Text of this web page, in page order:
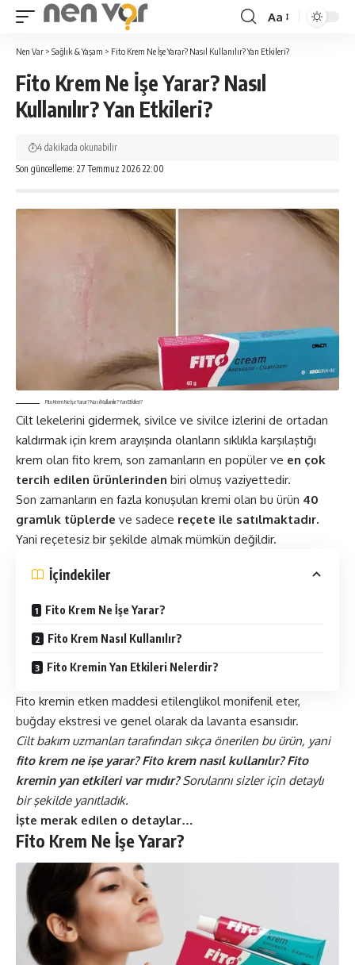
Yazı
Tipi
Aa
Nen Var > Sağlık & Yaşam > Fito Krem Ne İşe Yarar? Nasıl Kullanılır? Yan Etkileri?
Fito Krem Ne İşe Yarar? Nasıl
Kullanılır? Yan Etkileri?
Son güncelleme: 27 Temmuz 2026 22:00
4 dakikada okunabilir
Fito Krem Ne İşe Yarar? Nasıl Kullanılır? Yan Etkileri?
Cilt lekelerini gidermek, sivilce ve sivilce izlerini de ortadan
kaldırmak için krem arayışında olanların sıklıkla karşılaştığı
krem olan fito krem, son zamanların en popüler ve en çok
tercih edilen ürünlerinden biri olmuş vaziyettedir.
Son zamanların en fazla konuşulan kremi olan bu ürün 40
gramlık tüplerde ve sadece reçete ile satılmaktadır.
Yani reçetesiz bir şekilde almak mümkün değildir.
İçindekiler
Fito Krem Ne İşe Yarar?
Fito Krem Nasıl Kullanılır?
Fito Kremin Yan Etkileri Nelerdir?
Fito kremin etken maddesi etilenglikol monifenil eter,
buğday ekstresi ve genel olarak da lavanta esansıdır.
Cilt bakım uzmanları tarafından sıkça önerilen bu ürün, yani
fito krem ne işe yarar? Fito krem nasıl kullanılır? Fito
kremin yan etkileri var mıdır?Sorularını sizler için detaylı
bir şekilde yanıtladık.
İşte merak edilen o detaylar…
Fito Krem Ne İşe Yarar?